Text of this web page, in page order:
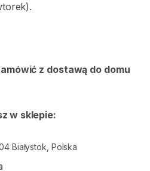
z dostawą do domu
w sklepie:
Białystok, Polska